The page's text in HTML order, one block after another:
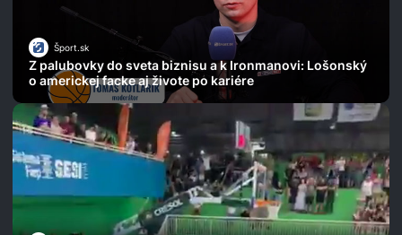
Šport.sk
Z palubovky do sveta biznisu a k Ironmanovi: Lošonský
o americkej facke aj živote po kariére